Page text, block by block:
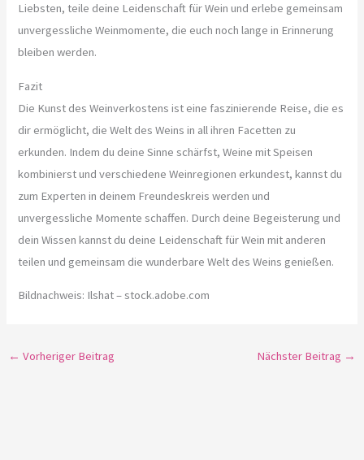
Liebsten, teile deine Leidenschaft für Wein und erlebe gemeinsam
unvergessliche Weinmomente, die euch noch lange in Erinnerung
bleiben werden.
Fazit
Die Kunst des Weinverkostens ist eine faszinierende Reise, die es
dir ermöglicht, die Welt des Weins in all ihren Facetten zu
erkunden. Indem du deine Sinne schärfst, Weine mit Speisen
kombinierst und verschiedene Weinregionen erkundest, kannst du
zum Experten in deinem Freundeskreis werden und
unvergessliche Momente schaffen. Durch deine Begeisterung und
dein Wissen kannst du deine Leidenschaft für Wein mit anderen
teilen und gemeinsam die wunderbare Welt des Weins genießen.
Bildnachweis: Ilshat– stock.adobe.com
← Vorheriger Beitrag Nächster Beitrag →